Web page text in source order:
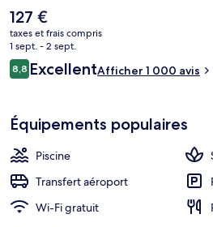
des soins du visage et des gommages
Pasar Senggol sert des spécialités
ouvert pour le dîner. Cet hôtel de luxe
bord de piscine, un centre de remise en
fitness. Les autres voyageurs adorent la
personnel attentionné.
Le
prix
actuel
est
de
127 €
taxes et frais compris
1 sept. - 2 sept.
Avis
voyageurs
8,88,8 sur 10
ExcellentAfficher 1 000 avis
Équipements populaires
Piscine
Transfert aéroport
Wi-Fi gratuit